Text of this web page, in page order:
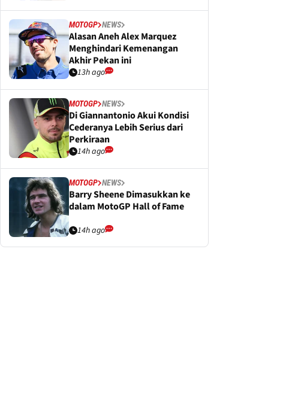
MOTOGP NEWS
Alasan Aneh Alex Marquez
Menghindari Kemenangan
Akhir Pekan ini
13h ago
MOTOGP NEWS
Di Giannantonio Akui Kondisi
Cederanya Lebih Serius dari
Perkiraan
14h ago
MOTOGP NEWS
Barry Sheene Dimasukkan ke
dalam MotoGP Hall of Fame
14h ago